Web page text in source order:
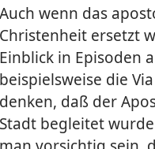
Auch wenn das
Christenheit ersetzt
Einblick in Episoden
beispielsweise die
denken, daß der
Stadt begleitet